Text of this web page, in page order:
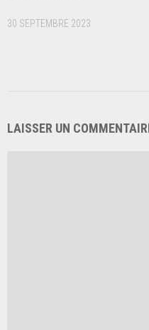
30 SEPTEMBRE 2023
LAISSER UN